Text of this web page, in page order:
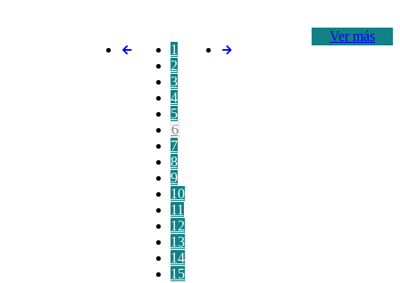
Ver más
1
2
3
4
5
6
7
8
9
10
11
12
13
14
15